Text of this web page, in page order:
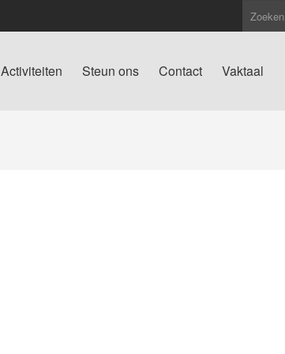
Activiteiten Steun ons Contact Vaktaal